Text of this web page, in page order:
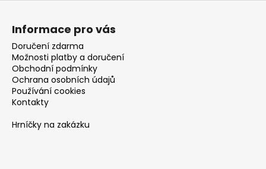
Informace pro vás
Doručení zdarma
Možnosti platby a doručení
Obchodní podmínky
Ochrana osobních údajů
Používání cookies
Kontakty
Hrníčky na zakázku